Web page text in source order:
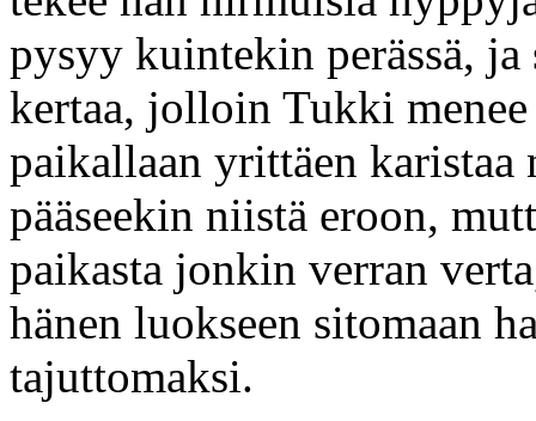
pysyy kuintekin perässä, ja
kertaa, jolloin Tukki
paikallaan yrittäen
pääseekin niistä eroon,
paikasta jonkin verran
hänen luokseen sitomaan
tajuttomaksi.